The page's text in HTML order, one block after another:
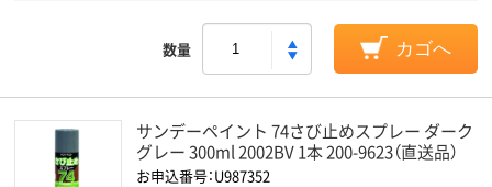
数量 カゴへ
サンデーペイント 74さび止めスプレー ダーク
グレー 300ml 2002BV 1本 200-9623（直送品）
お申込番号：U987352